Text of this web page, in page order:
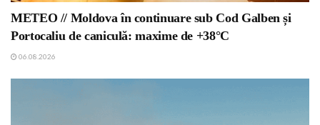
METEO // Moldova în continuare sub Cod Galben și
Portocaliu de caniculă: maxime de +38°C
06.08.2026